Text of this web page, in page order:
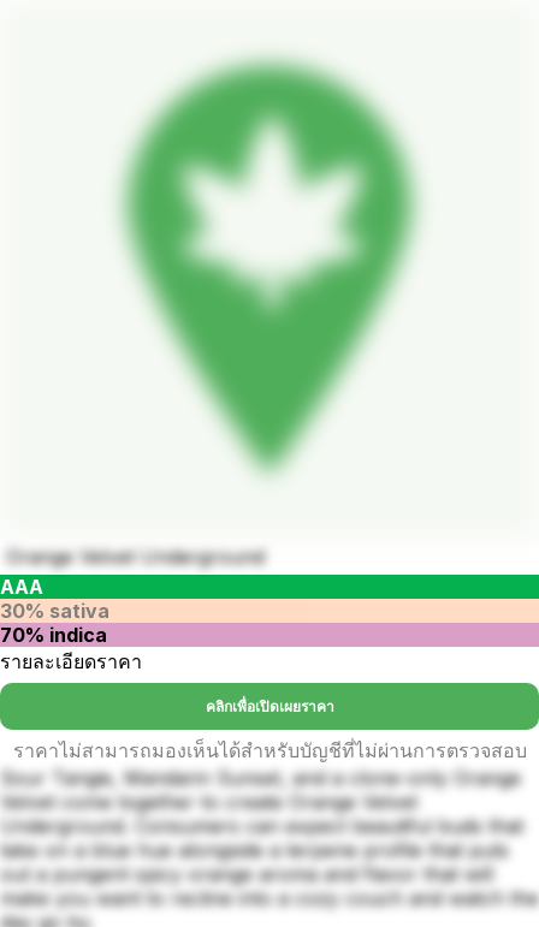
Orange Velvet Underground
AAA
30% sativa
70% indica
รายละเอียดราคา
คลิกเพื่อเปิดเผยราคา
ราคาไม่สามารถมองเห็นได้สำหรับบัญชีที่ไม่ผ่านการตรวจสอบ
Sour Tangie, Mandarin Sunset, and a clone-only Orange
Velvet come together to create Orange Velvet
Underground. Consumers can expect beautiful buds that
take on a blue hue alongside a terpene profile that puts
out a pungent spicy orange aroma and flavor that will
make you want to recline into a cozy couch and watch the